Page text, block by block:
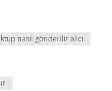
nasıl gönderilir alıcı